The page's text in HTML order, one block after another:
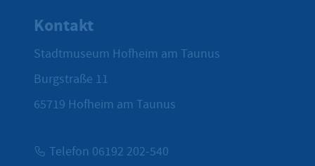
Kontakt
Stadtmuseum Hofheim am Taunus
Burgstraße 11
65719 Hofheim am Taunus
Telefon 06192 202-540